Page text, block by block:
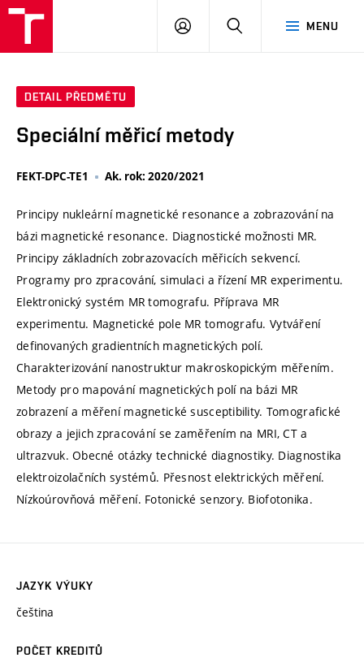
MENU
PŘIHLÁSIT
DETAIL PŘEDMĚTU
Speciální měřicí metody
FEKT-DPC-TE1 Ak. rok: 2020/2021
Principy nukleární magnetické resonance a zobrazování na
bázi magnetické resonance. Diagnostické možnosti MR.
Principy základních zobrazovacích měřicích sekvencí.
Programy pro zpracování, simulaci a řízení MR experimentu.
Elektronický systém MR tomografu. Příprava MR
experimentu. Magnetické pole MR tomografu. Vytváření
definovaných gradientních magnetických polí.
Charakterizování nanostruktur makroskopickým měřením.
Metody pro mapování magnetických polí na bázi MR
zobrazení a měření magnetické susceptibility. Tomografické
obrazy a jejich zpracování se zaměřením na MRI, CT a
ultrazvuk. Obecné otázky technické diagnostiky. Diagnostika
elektroizolačních systémů. Přesnost elektrických měření.
Nízkoúrovňová měření. Fotonické senzory. Biofotonika.
JAZYK VÝUKY
čeština
POČET KREDITŮ